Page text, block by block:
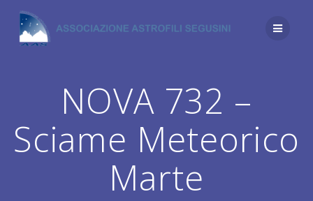
contenuto
NOVA 732 –
Sciame Meteorico
Marte